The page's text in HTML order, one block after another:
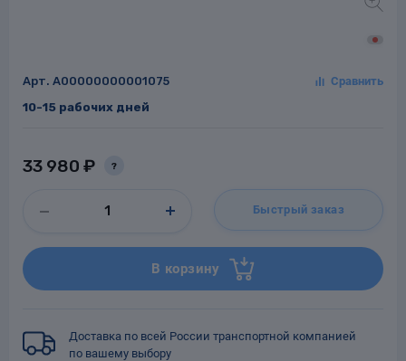
Арт. A00000000001075
10-15 рабочих дней
33 980 ₽ ?
Быстрый заказ
В корзину
Доставка по всей России транспортной компанией
по вашему выбору
стальные
Фильтры для
трубопроводов